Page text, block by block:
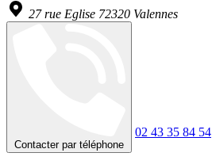
27 rue Eglise 72320 Valennes
Contacter par téléphone
02 43 35 84 54